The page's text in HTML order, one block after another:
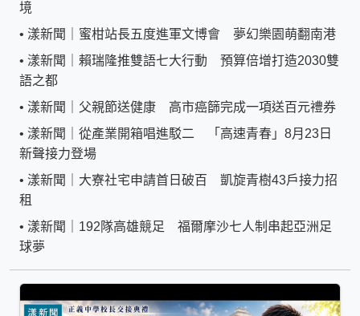
境
• 漾新聞｜蜜柑站長五度進軍文博會 夢幻樂園萌翻南港
• 漾新聞｜賴瑞隆推雙語七大行動 預算倍增打造2030雙
語之都
• 漾新聞｜父親節送健康 高市癌篩完成一項送百元禮券
• 漾新聞｜從產業開箱唱進駁二 「高速青春」8月23日
新聲接力登場
• 漾新聞｜大寮社宅申請首日破百 凱旋青樹43戶接力招
租
• 漾新聞｜192隊高雄競足 福爾摩沙七人制串起亞洲足
球夢